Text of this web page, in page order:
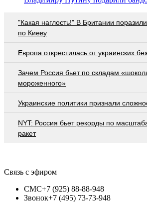
"Какая наглость!" В Британии
по Киеву
Европа открестилась от украинских
Зачем Россия бьет по складам
мороженного»
Украинские политики признали
NYT: Россия бьет рекорды по
ракет
Связь с эфиром
СМС+7 (925) 88-88-948
Звонок+7 (495) 73-73-948